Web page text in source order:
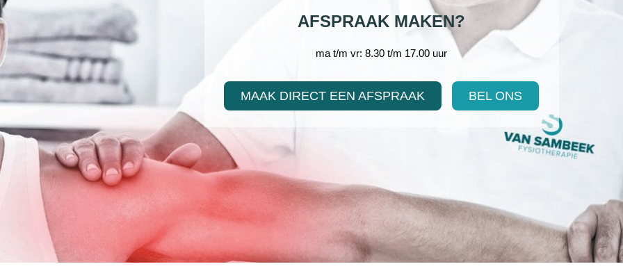
AFSPRAAK MAKEN?
ma t/m vr: 8.30 t/m 17.00 uur
MAAK DIRECT EEN AFSPRAAK BEL ONS